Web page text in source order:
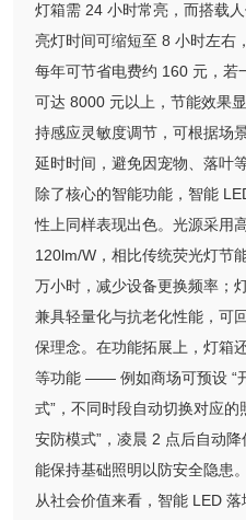
灯箱需 24 小时常亮，而搭载
亮灯时间可缩短至 8 小时左右
每年可节省电费约 160 元，若
可达 8000 元以上，节能效果
持感应灵敏度调节，可根据场
延时时间，避免因宠物、落叶
除了核心的智能功能，智能
性上同样表现出色。光源采用
120lm/W，相比传统荧光灯节
万小时，减少设备更换频率；
兼具轻量化与抗老化性能，可
保理念。在功能拓展上，灯箱
等功能 —— 例如商场可预设 “
式”，不同时段自动切换对应
安防模式”，凌晨 2 点后自动
能保持基础照明以防安全隐患。
从社会价值来看，智能 LED